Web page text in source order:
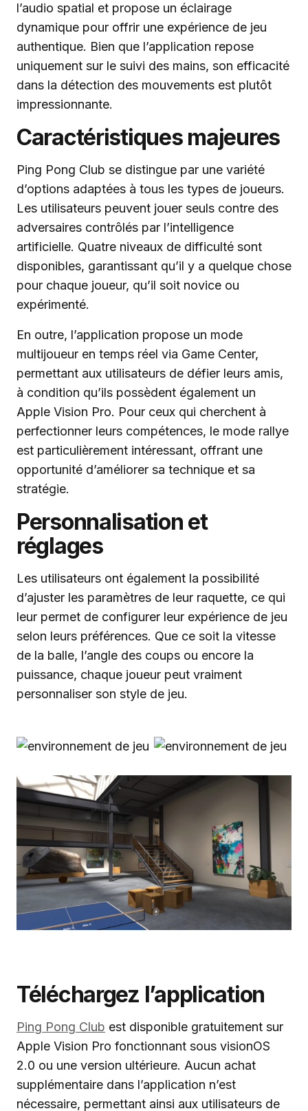
l’audio spatial et propose un éclairage
dynamique pour offrir une expérience de jeu
authentique. Bien que l’application repose
uniquement sur le suivi des mains, son efficacité
dans la détection des mouvements est plutôt
impressionnante.
Caractéristiques majeures
Ping Pong Club se distingue par une variété
d’options adaptées à tous les types de joueurs.
Les utilisateurs peuvent jouer seuls contre des
adversaires contrôlés par l’intelligence
artificielle. Quatre niveaux de difficulté sont
disponibles, garantissant qu’il y a quelque chose
pour chaque joueur, qu’il soit novice ou
expérimenté.
En outre, l’application propose un mode
multijoueur en temps réel via Game Center,
permettant aux utilisateurs de défier leurs amis,
à condition qu’ils possèdent également un
Apple Vision Pro. Pour ceux qui cherchent à
perfectionner leurs compétences, le mode rallye
est particulièrement intéressant, offrant une
opportunité d’améliorer sa technique et sa
stratégie.
Personnalisation et
réglages
Les utilisateurs ont également la possibilité
d’ajuster les paramètres de leur raquette, ce qui
leur permet de configurer leur expérience de jeu
selon leurs préférences. Que ce soit la vitesse
de la balle, l’angle des coups ou encore la
puissance, chaque joueur peut vraiment
personnaliser son style de jeu.
Téléchargez l’application
Ping Pong Club est disponible gratuitement sur
Apple Vision Pro fonctionnant sous visionOS
2.0 ou une version ultérieure. Aucun achat
supplémentaire dans l’application n’est
nécessaire, permettant ainsi aux utilisateurs de